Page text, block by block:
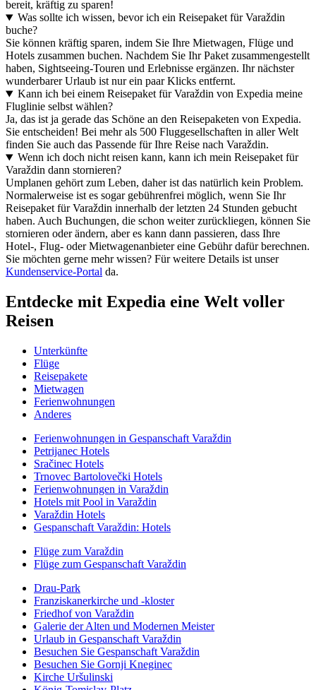
bereit, kräftig zu sparen!
Was sollte ich wissen, bevor ich ein Reisepaket für Varaždin
buche?
Sie können kräftig sparen, indem Sie Ihre Mietwagen, Flüge und
Hotels zusammen buchen. Nachdem Sie Ihr Paket zusammengestellt
haben, Sightseeing-Touren und Erlebnisse ergänzen. Ihr nächster
wunderbarer Urlaub ist nur ein paar Klicks entfernt.
Kann ich bei einem Reisepaket für Varaždin von Expedia meine
Fluglinie selbst wählen?
Ja, das ist ja gerade das Schöne an den Reisepaketen von Expedia.
Sie entscheiden! Bei mehr als 500 Fluggesellschaften in aller Welt
finden Sie auch das Passende für Ihre Reise nach Varaždin.
Wenn ich doch nicht reisen kann, kann ich mein Reisepaket für
Varaždin dann stornieren?
Umplanen gehört zum Leben, daher ist das natürlich kein Problem.
Normalerweise ist es sogar gebührenfrei möglich, wenn Sie Ihr
Reisepaket für Varaždin innerhalb der letzten 24 Stunden gebucht
haben. Auch Buchungen, die schon weiter zurückliegen, können Sie
stornieren oder ändern, aber es kann dann passieren, dass Ihre
Hotel-, Flug- oder Mietwagenanbieter eine Gebühr dafür berechnen.
Sie möchten gerne mehr wissen? Für weitere Details ist unser
Kundenservice-Portal da.
Entdecke mit Expedia eine Welt voller
Reisen
Unterkünfte
Flüge
Reisepakete
Mietwagen
Ferienwohnungen
Anderes
Ferienwohnungen in Gespanschaft Varaždin
Petrijanec Hotels
Sračinec Hotels
Trnovec Bartolovečki Hotels
Ferienwohnungen in Varaždin
Hotels mit Pool in Varaždin
Varaždin Hotels
Gespanschaft Varaždin: Hotels
Flüge zum Varaždin
Flüge zum Gespanschaft Varaždin
Drau-Park
Franziskanerkirche und -kloster
Friedhof von Varaždin
Galerie der Alten und Modernen Meister
Urlaub in Gespanschaft Varaždin
Besuchen Sie Gespanschaft Varaždin
Besuchen Sie Gornji Kneginec
Kirche Uršulinski